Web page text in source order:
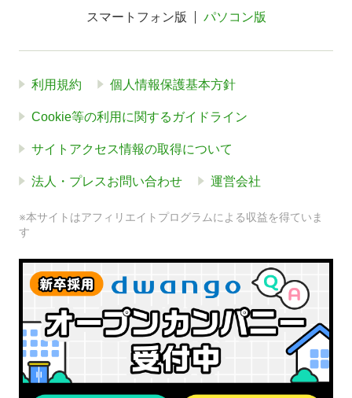
スマートフォン版 パソコン版
利用規約 個人情報保護基本方針
Cookie等の利用に関するガイドライン
サイトアクセス情報の取得について
法人・プレスお問い合わせ 運営会社
※本サイトはアフィリエイトプログラムによる収益を得ていま
す